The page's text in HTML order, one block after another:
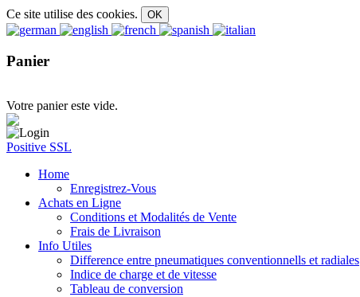
Ce site utilise des cookies.
Panier
Votre panier este vide.
Positive SSL
Home
Enregistrez-Vous
Achats en Ligne
Conditions et Modalités de Vente
Frais de Livraison
Info Utiles
Difference entre pneumatiques conventionnells et radiales
Indice de charge et de vitesse
Tableau de conversion